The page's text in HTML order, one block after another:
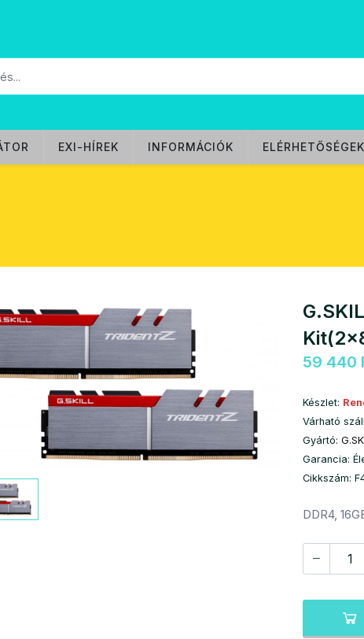
EXI-HÍREK INFORMÁCIÓK ELÉRHETŐSÉGEK
59 440
Készlet:
Várható
Gyártó:
Garancia:
Cikkszám:
DDR4,